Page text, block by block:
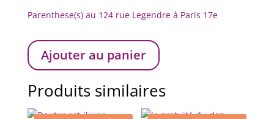
Parenthese(s) au 124 rue Legendre à Paris 17e
Ajouter au panier
Produits similaires